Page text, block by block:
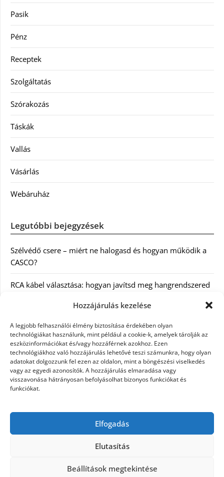
Hozzájárulás kezelése
A legjobb felhasználói élmény biztosítása érdekében olyan
technológiákat használunk, mint például a cookie-k, amelyek tárolják az
eszközinformációkat és/vagy hozzáférnek azokhoz. Ezen
technológiákhoz való hozzájárulás lehetővé teszi számunkra, hogy olyan
adatokat dolgozzunk fel ezen az oldalon, mint a böngészési viselkedés
vagy az egyedi azonosítók. A hozzájárulás elmaradása vagy
visszavonása hátrányosan befolyásolhat bizonyos funkciókat és
funkciókat.
Elfogadás
Elutasítás
Beállítások megtekintése
Pasik
Pénz
Receptek
Szolgáltatás
Szórakozás
Táskák
Vallás
Vásárlás
Webáruház
Legutóbbi bejegyzések
Szélvédő csere – miért ne halogasd és hogyan működik a
CASCO?
RCA kábel választása: hogyan javítsd meg hangrendszered
Magyarországon: milyen jogi szabályozásra kell figyelni?
Akciós külföldi nyaralás 2026-ban előfoglalással: mit
ellenőrizz az ár mellett?
A Kassai Irodaház modern munkakörnyezetet biztosít